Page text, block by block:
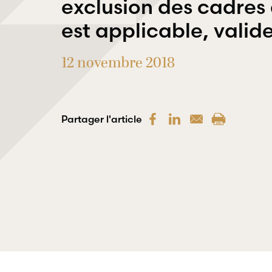
exclusion des
est applicable,
12 novembre 2018
Partager l'article